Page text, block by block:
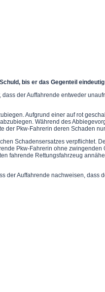
bis er das Gegenteil
der Auffahrende entweder
Aufgrund einer auf rot
Während des
der Pkw-Fahrerin deren Schaden
Schadensersatzes verpflichtet.
Pkw-Fahrerin ohne
fahrende Rettungsfahrzeug
der Auffahrende nachweisen,